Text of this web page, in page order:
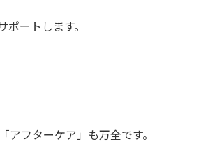
ポートします。
アフターケア」も万全です。